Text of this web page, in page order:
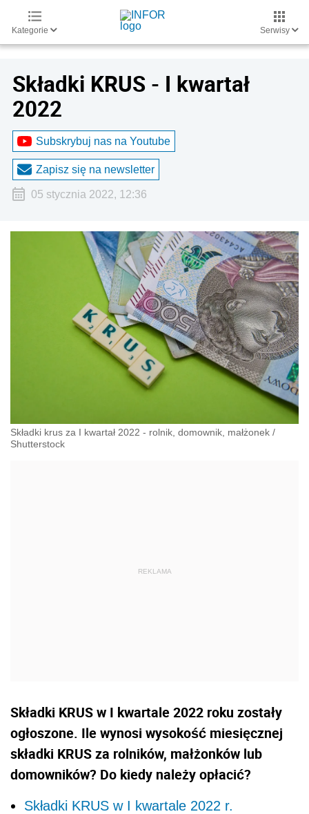
Kategorie Serwisy
Składki KRUS - I kwartał
2022
Subskrybuj nas na Youtube
Zapisz się na newsletter
05 stycznia 2022, 12:36
Składki krus za I kwartał 2022 - rolnik, domownik, małżonek /
Shutterstock
Składki KRUS w I kwartale 2022 roku zostały
ogłoszone. Ile wynosi wysokość miesięcznej
składki KRUS za rolników, małżonków lub
domowników? Do kiedy należy opłacić?
Składki KRUS w I kwartale 2022 r.